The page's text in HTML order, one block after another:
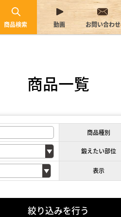
商品検索 動画 お問い合わせ
商品一覧
商品種別
鍛えたい部位
表示
絞り込みを行う